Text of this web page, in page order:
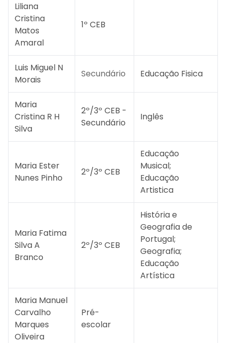
Liliana
Cristina
Matos
Amaral
1º CEB
Luis Miguel N
Morais
Secundário Educação Fisica
Maria
Cristina R H
Silva
2º/3º CEB -
Secundário
Inglês
Maria Ester
Nunes Pinho
2º/3º CEB
Educação
Musical;
Educação
Artistica
Maria Fatima
Silva A
Branco
2º/3º CEB
História e
Geografia de
Portugal;
Geografia;
Educação
Artística
Maria Manuel
Carvalho
Marques
Oliveira
Pré-
escolar